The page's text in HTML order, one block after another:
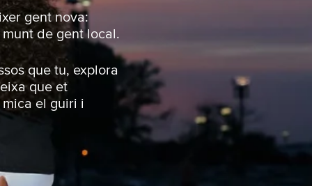
gent nova:
de gent local.
que tu, explora
que et
el guiri i